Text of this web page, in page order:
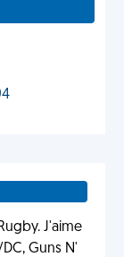
J'aime
Guns N'